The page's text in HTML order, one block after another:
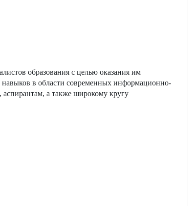
образования с целью оказания им
в области современных информационно-
а также широкому кругу